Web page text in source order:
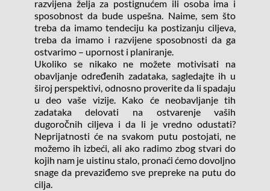
razvijena želja za postignućem ili osoba ima i
sposobnost da bude uspešna. Naime, sem što
treba da imamo tendeciju ka postizanju ciljeva,
treba da imamo i razvijene sposobnosti da ga
ostvarimo – upornost i planiranje.
Ukoliko se nikako ne možete motivisati na
obavljanje određenih zadataka, sagledajte ih u
široj perspektivi, odnosno proverite da li spadaju
u deo vaše vizije. Kako će neobavljanje tih
zadataka delovati na ostvarenje vaših
dugoročnih ciljeva i da li je vredno odustati?
Neprijatnosti će na svakom putu postojati, ne
možemo ih izbeći, ali ako radimo zbog stvari do
kojih nam je uistinu stalo, pronaći ćemo dovoljno
snage da prevaziđemo sve prepreke na putu do
cilja.